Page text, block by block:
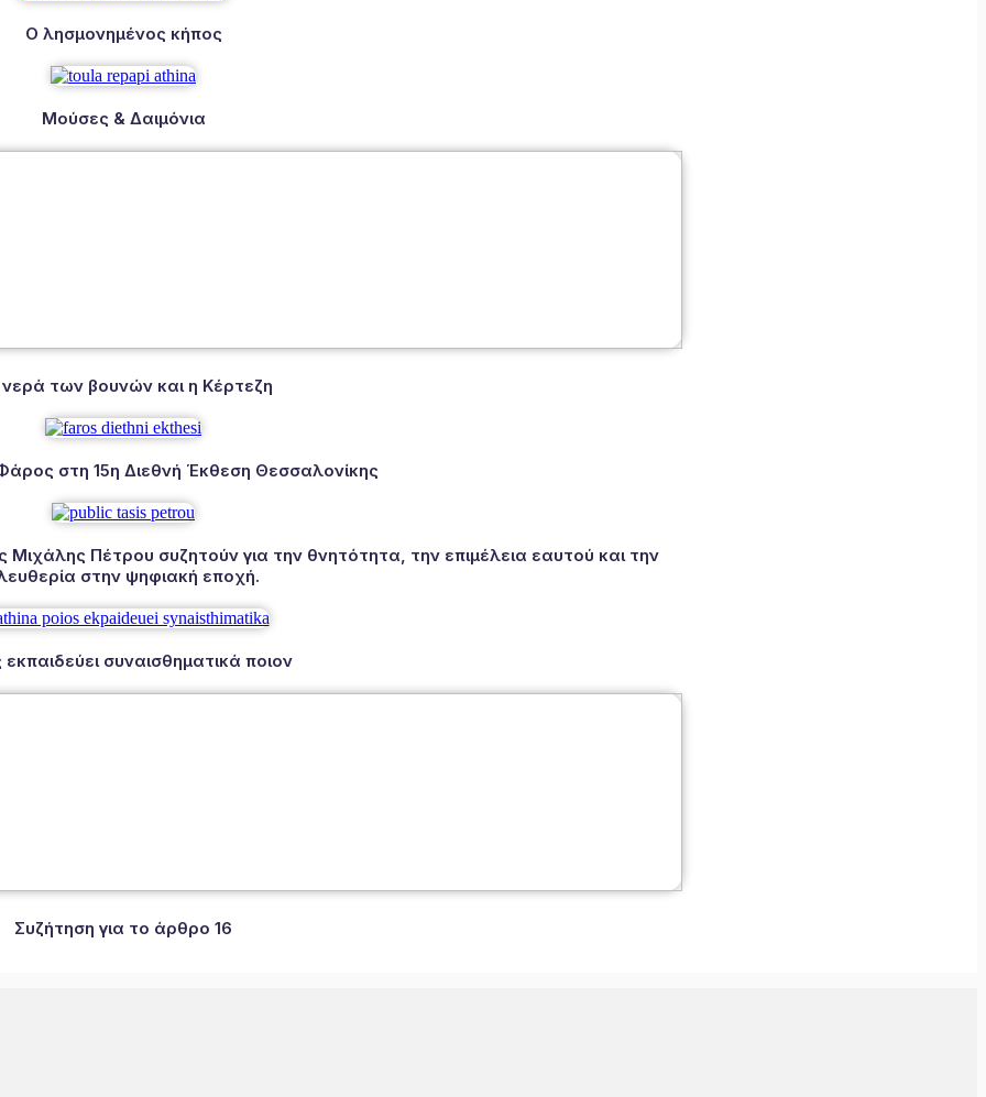
Ο λησμονημένος κήπος
Μούσες & Δαιμόνια
των βουνών και η Κέρτεζη
στη 15η Διεθνή Έκθεση Θεσσαλονίκης
Πέτρου συζητούν για την θνητότητα, την επιμέλεια εαυτού και την
στην ψηφιακή εποχή.
εκπαιδεύει συναισθηματικά ποιον
Συζήτηση για το άρθρο 16